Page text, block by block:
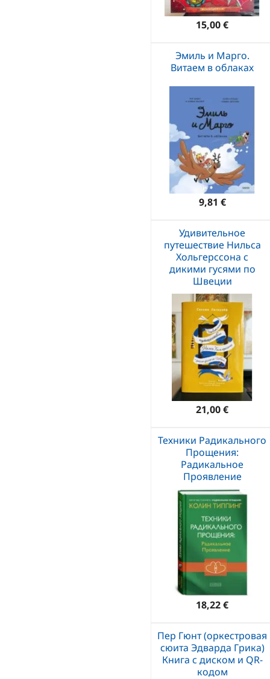
15,00 €
Эмиль и Марго.
Витаем в облаках
9,81 €
Удивительное
путешествие Нильса
Хольгерссона с
дикими гусями по
Швеции
21,00 €
Техники Радикального
Прощения:
Радикальное
Проявление
18,22 €
Пер Гюнт (оркестровая
сюита Эдварда Грика)
Книга с диском и QR-
кодом